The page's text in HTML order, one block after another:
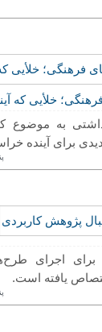
خلأیی که
به موضوع
برای آینده
برای اجرای
یافته است.